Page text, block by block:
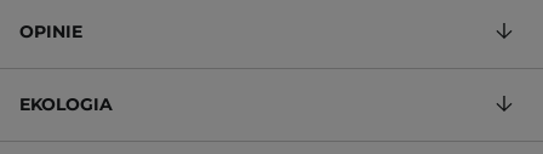
OPINIE
EKOLOGIA